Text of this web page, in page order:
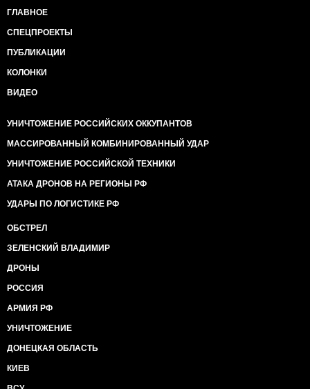
ГЛАВНОЕ
СПЕЦПРОЕКТЫ
ПУБЛИКАЦИИ
КОЛОНКИ
ВИДЕО
УНИЧТОЖЕНИЕ РОССИЙСКИХ ОККУПАНТОВ
МАССИРОВАННЫЙ КОМБИНИРОВАННЫЙ УДАР
УНИЧТОЖЕНИЕ РОССИЙСКОЙ ТЕХНИКИ
АТАКА ДРОНОВ НА РЕГИОНЫ РФ
УДАРЫ ПО ЛОГИСТИКЕ РФ
ОБСТРЕЛ
ЗЕЛЕНСКИЙ ВЛАДИМИР
ДРОНЫ
РОССИЯ
АРМИЯ РФ
УНИЧТОЖЕНИЕ
ДОНЕЦКАЯ ОБЛАСТЬ
КИЕВ